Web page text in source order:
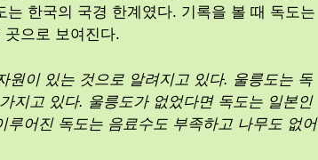
한국의 국경 한계였다. 기록을 볼 때 독도는
곳으로 보여진다.
원이 있는 것으로 알려지고 있다. 울릉도는 독
지고 있다. 울릉도가 없었다면 독도는 일본인
어진 독도는 음료수도 부족하고 나무도 없어